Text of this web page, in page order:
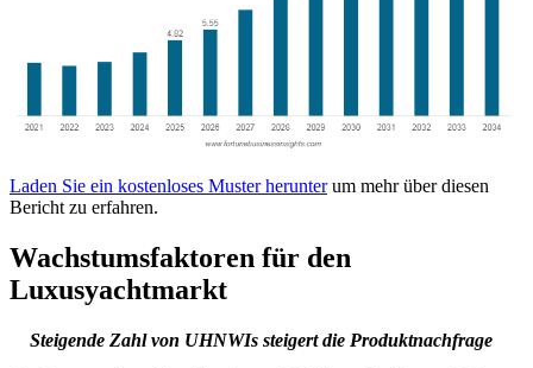
Laden Sie ein kostenloses Muster herunterum mehr über diesen
Bericht zu erfahren.
Wachstumsfaktoren für den
Luxusyachtmarkt
Steigende Zahl von UHNWIs steigert die Produktnachfrage